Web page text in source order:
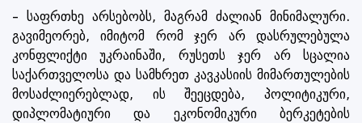
– საფრთხე არსებობს, მაგრამ ძალიან მინიმალური.
გავიმეორებ, იმიტომ რომ ჯერ არ დასრულებულა
კონფლიქტი უკრაინაში, რუსეთს ჯერ არ სცალია
საქართველოსა და სამხრეთ კავკასიის მიმართულების
მოსაძლიერებლად, ის შეეცდება, პოლიტიკური,
დიპლომატიური და ეკონომიკური ბერკეტების